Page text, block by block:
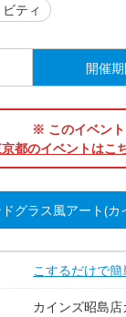
ティ
開催
※ このイベント
都のイベントはこ
グラス風アート(
こするだけで
カインズ昭島